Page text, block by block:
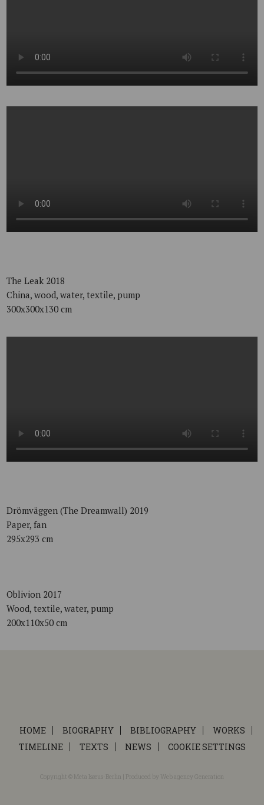
The Leak 2018
China, wood, water, textile, pump
300x300x130 cm
Drömväggen (The Dreamwall) 2019
Paper, fan
295x293 cm
Oblivion 2017
Wood, textile, water, pump
200x110x50 cm
HOME BIOGRAPHY BIBLIOGRAPHY
WORKS
TIMELINE
TEXTS NEWS COOKIE SETTINGS
Copyright © Meta Isæus-Berlin | Produced by Web agency Generation